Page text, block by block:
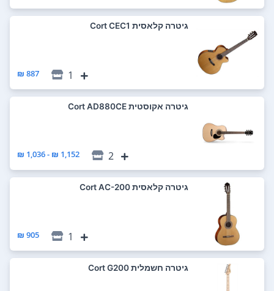
‏גיטרה קלאסית Cort CEC1
1
887 ₪
‏גיטרה אקוסטית Cort AD880CE
2
1,152 ₪ - 1,036 ₪
‏גיטרה קלאסית Cort AC-200
1
905 ₪
‏גיטרה חשמלית Cort G200